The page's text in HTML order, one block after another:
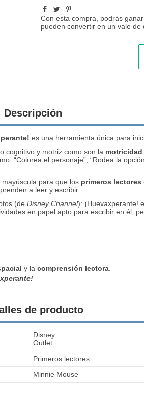
Con esta compra, podrás ganar
pueden convertir en un vale
Descripción
es una herramienta única para
cognitivo y motriz como son la
“Colorea el personaje”; “Rodea la
para que los primeros lectores
a leer y escribir.
(de Disney Channel): ¡Huevaxperante!
en papel apto para escribir en él,
y la comprensión lectora.
de producto
Disney
Outlet
Primeros lectores
Minnie Mouse